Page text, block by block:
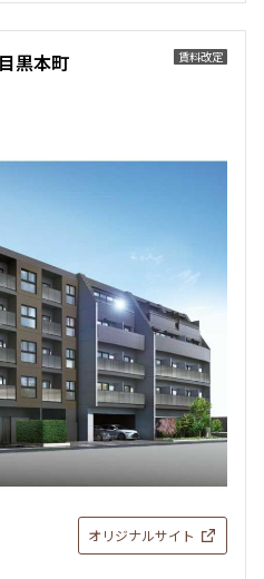
賃料改定
黒本町
オリジナルサイト